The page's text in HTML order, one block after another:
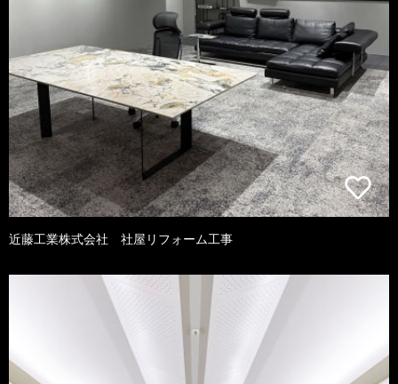
近藤工業株式会社 社屋リフォーム工事